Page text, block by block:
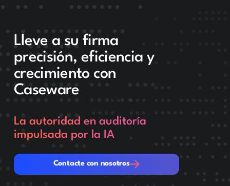
Lleve a su firma
precisión, eficiencia y
crecimiento con
Caseware
La autoridad en auditoría
impulsada por la IA
Contacte con nosotros
Contacte con nosotros